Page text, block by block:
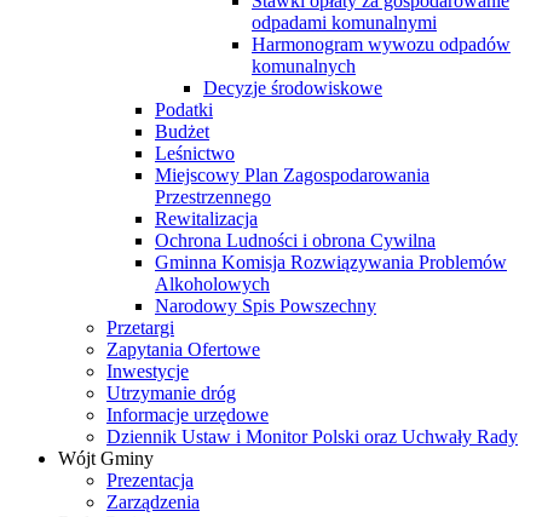
odpadami komunalnymi
Harmonogram wywozu odpadów
komunalnych
Decyzje środowiskowe
Podatki
Budżet
Leśnictwo
Miejscowy Plan Zagospodarowania
Przestrzennego
Rewitalizacja
Ochrona Ludności i obrona Cywilna
Gminna Komisja Rozwiązywania Problemów
Alkoholowych
Narodowy Spis Powszechny
Przetargi
Zapytania Ofertowe
Inwestycje
Utrzymanie dróg
Informacje urzędowe
Dziennik Ustaw i Monitor Polski oraz Uchwały Rady
Wójt Gminy
Prezentacja
Zarządzenia